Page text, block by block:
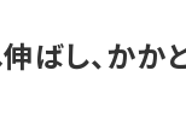
ばし、かか